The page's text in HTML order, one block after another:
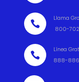

Llama
800-

Línea
888-